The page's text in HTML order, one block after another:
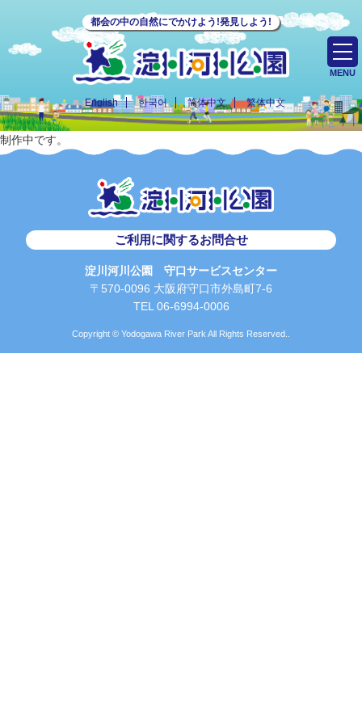
都会の中の自然にでかけよう!発見しよう!
English 한국어 简体中文 繁体中文
MENU
制作中です。
ご利用に関するお問合せ
淀川河川公園 守口サービスセンター
〒570-0096 大阪府守口市外島町7-6
TEL 06-6994-0006
Copyright © Yodogawa River Park All Rights Reserved..